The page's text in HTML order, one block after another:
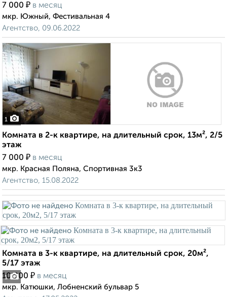
7 000 ₽ в месяц
мкр. Южный, Фестивальная 4
Агентство, 09.06.2022
1
Комната в 2-к квартире, на длительный срок, 13м², 2/5
этаж
7 000 ₽ в месяц
мкр. Красная Поляна, Спортивная 3к3
Агентство, 15.08.2022
1
Комната в 3-к квартире, на длительный срок, 20м²,
5/17 этаж
10 000 ₽ в месяц
мкр. Катюшки, Лобненский бульвар 5